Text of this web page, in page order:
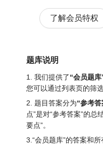
了解会员特权
题库说明
1. 我们提供了“会员题库
您可以通过列表页的筛
2. 题目答案分为“参考答
点”是对“参考答案”的总
要点”。
3.“会员题库”的答案和